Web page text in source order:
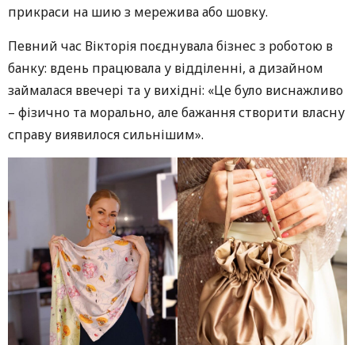
прикраси на шию з мережива або шовку.
Певний час Вікторія поєднувала бізнес з роботою в
банку: вдень працювала у відділенні, а дизайном
займалася ввечері та у вихідні: «Це було виснажливо
– фізично та морально, але бажання створити власну
справу виявилося сильнішим».